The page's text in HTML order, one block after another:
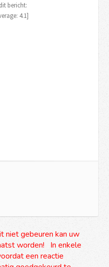
bericht:
4.1]
niet gebeuren kan uw
worden! In enkele
een reactie